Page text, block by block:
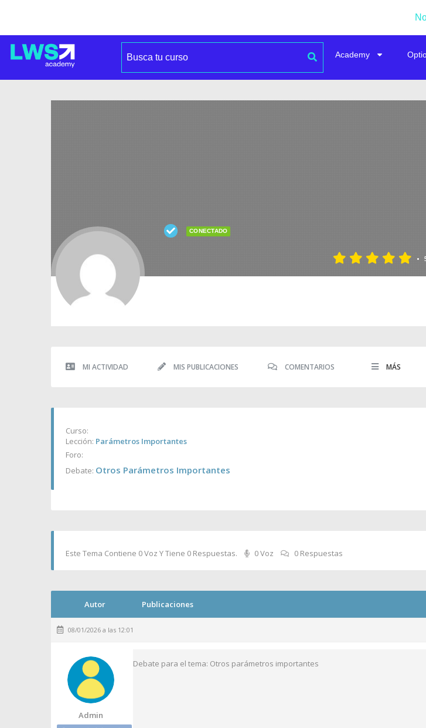
Academy
CONECTADO
•
MI ACTIVIDAD MIS PUBLICACIONES COMENTARIOS MÁS
Curso:
Lección: Parámetros Importantes
Foro:
Debate: Otros Parámetros Importantes
Este Tema Contiene 0 Voz Y Tiene 0 Respuestas. 0 Voz 0 Respuestas
Autor Publicaciones
08/01/2026 a las 12:01
Admin
Debate para el tema: Otros parámetros importantes